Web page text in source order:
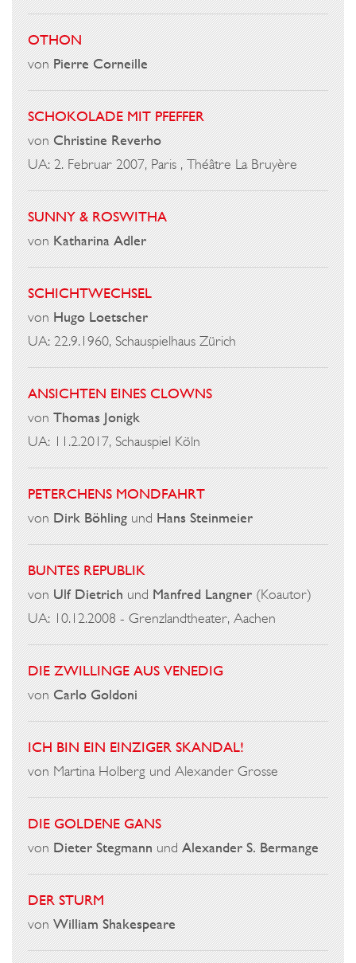
OTHON
vonPierre Corneille
SCHOKOLADE MIT PFEFFER
vonChristine Reverho
UA: 2. Februar 2007, Paris , Théâtre La Bruyère
SUNNY & ROSWITHA
vonKatharina Adler
SCHICHTWECHSEL
vonHugo Loetscher
UA: 22.9.1960, Schauspielhaus Zürich
ANSICHTEN EINES CLOWNS
vonThomas Jonigk
UA: 11.2.2017, Schauspiel Köln
PETERCHENS MONDFAHRT
vonDirk BöhlingundHans Steinmeier
BUNTES REPUBLIK
vonUlf DietrichundManfred Langner(Koautor)
UA: 10.12.2008 - Grenzlandtheater, Aachen
DIE ZWILLINGE AUS VENEDIG
vonCarlo Goldoni
ICH BIN EIN EINZIGER SKANDAL!
von Martina Holberg und Alexander Grosse
DIE GOLDENE GANS
vonDieter StegmannundAlexander S. Bermange
DER STURM
vonWilliam Shakespeare